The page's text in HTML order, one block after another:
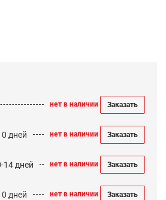
нет в наличии Заказать
дней нет в наличии Заказать
14 дней нет в наличии Заказать
дней нет в наличии Заказать